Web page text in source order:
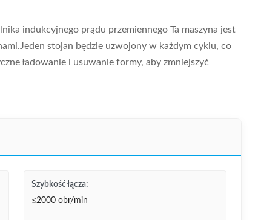
indukcyjnego prądu przemiennego Ta maszyna jest
stojan będzie uzwojony w każdym cyklu, co
ładowanie i usuwanie formy, aby zmniejszyć
Szybkość łącza:
≤2000 obr/min